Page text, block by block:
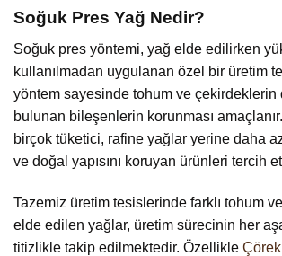
Soğuk Pres Yağ Nedir?
Soğuk pres yöntemi, yağ elde edilirken
kullanılmadan uygulanan özel bir üretim
yöntem sayesinde tohum ve çekirdeklerin
bulunan bileşenlerin korunması
birçok tüketici, rafine yağlar yerine daha
ve doğal yapısını koruyan ürünleri tercih
Tazemiz üretim tesislerinde farklı tohum
elde edilen yağlar, üretim sürecinin her
titizlikle takip edilmektedir. Özellikle Çörek